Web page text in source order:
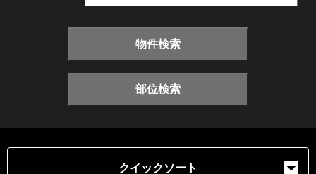
物件検索
部位検索
クイックソート